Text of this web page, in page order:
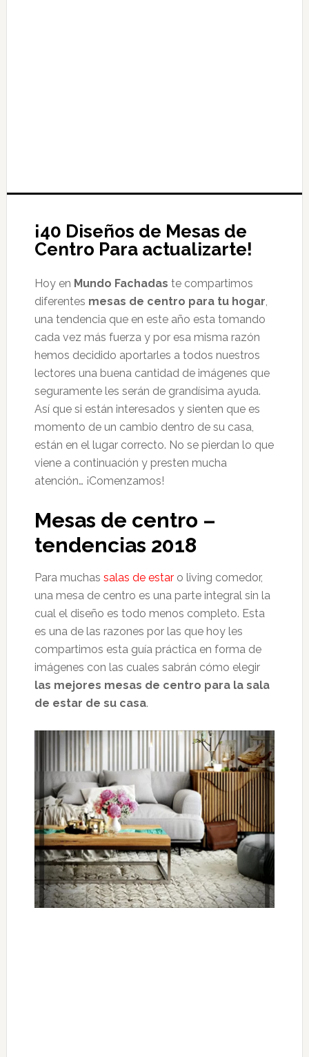
¡40 Diseños de Mesas de
Centro Para actualizarte!
Hoy en Mundo Fachadas te compartimos
diferentes mesas de centro para tu hogar,
una tendencia que en este año esta tomando
cada vez más fuerza y por esa misma razón
hemos decidido aportarles a todos nuestros
lectores una buena cantidad de imágenes que
seguramente les serán de grandísima ayuda.
Así que si están interesados y sienten que es
momento de un cambio dentro de su casa,
están en el lugar correcto. No se pierdan lo que
viene a continuación y presten mucha
atención… ¡Comenzamos!
Mesas de centro –
tendencias 2018
Para muchas salas de estaro living comedor,
una mesa de centro es una parte integral sin la
cual el diseño es todo menos completo. Esta
es una de las razones por las que hoy les
compartimos esta guía práctica en forma de
imágenes con las cuales sabrán cómo elegir
las mejores mesas de centro para la sala
de estar de su casa.